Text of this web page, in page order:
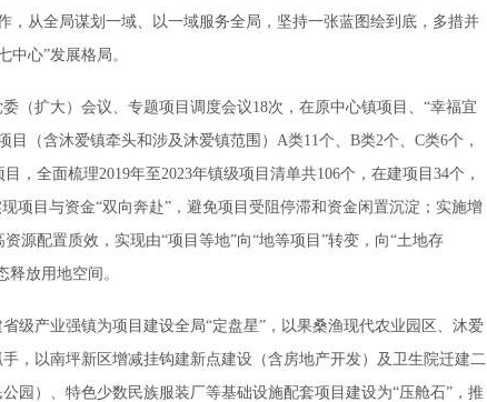
，从全局谋划一域、以一域服务全局，坚持一张蓝图绘到底，多措并
心”发展格局。
（扩大）会议、专题项目调度会议18次，在原中心镇项目、“幸福宜
（含沐爱镇牵头和涉及沐爱镇范围）A类11个、B类2个、C类6个，
，全面梳理2019年至2023年镇级项目清单共106个，在建项目34个，
项目与资金“双向奔赴”，避免项目受阻停滞和资金闲置沉淀；实施增
源配置质效，实现由“项目等地”向“地等项目”转变，向“土地存
放用地空间。
级产业强镇为项目建设全局“定盘星”，以果桑渔现代农业园区、沐爱
，以南坪新区增减挂钩建新点建设（含房地产开发）及卫生院迁建二
园）、特色少数民族服装厂等基础设施配套项目建设为“压舱石”，推